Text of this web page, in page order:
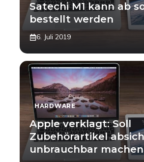
Satechi M1 kann ab
bestellt werden
6. Juli 2019
HARDWARE
Apple verklagt: Soll
Zubehörartikel
unbrauchbar machen